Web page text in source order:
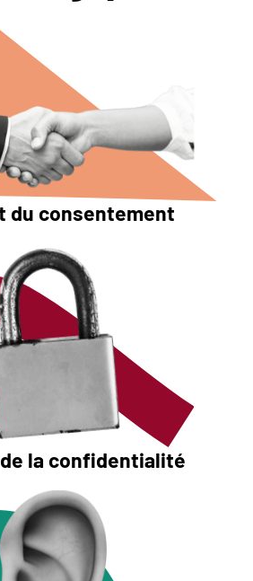
du consentement
la confidentialité